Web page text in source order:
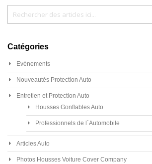
Catégories
Evénements
Nouveautés Protection Auto
Entretien et Protection Auto
Housses Gonflables Auto
Professionnels de l´Automobile
Articles Auto
Photos Housses Voiture Cover Company